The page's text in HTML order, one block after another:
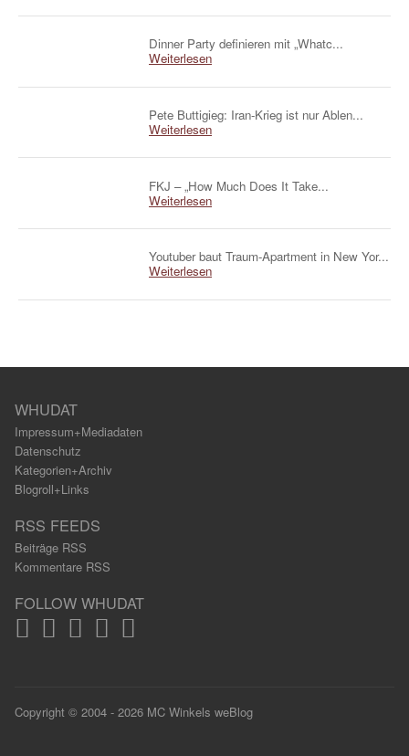
Dinner Party definieren mit „Whatc...
Weiterlesen
Pete Buttigieg: Iran-Krieg ist nur Ablen...
Weiterlesen
FKJ – „How Much Does It Take...
Weiterlesen
Youtuber baut Traum-Apartment in New Yor...
Weiterlesen
WHUDAT
Impressum+Mediadaten
Datenschutz
Kategorien+Archiv
Blogroll+Links
RSS FEEDS
Beiträge RSS
Kommentare RSS
FOLLOW WHUDAT
Copyright © 2004 - 2026 MC Winkels weBlog